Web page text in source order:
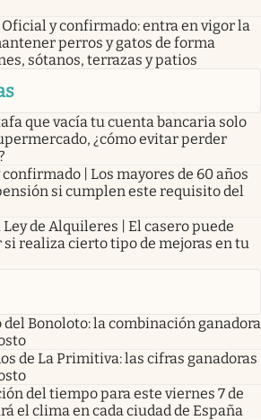
Oficial y confirmado: entra en vigor la
perros y gatos de forma
sótanos, terrazas y patios
que vacía tu cuenta bancaria solo
¿cómo evitar perder
| Los mayores de 60 años
si cumplen este requisito del
de Alquileres | El casero puede
realiza cierto tipo de mejoras en tu
del Bonoloto: la combinación ganadora
de La Primitiva: las cifras ganadoras
del tiempo para este viernes 7 de
el clima en cada ciudad de España